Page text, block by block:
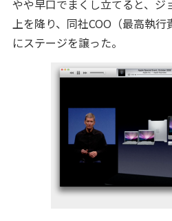
やや早口でまくし立てると、ジ
上を降り、同社COO（最高執
にステージを譲った。